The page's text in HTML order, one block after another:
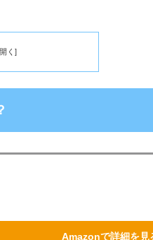
Amazonで詳細を見